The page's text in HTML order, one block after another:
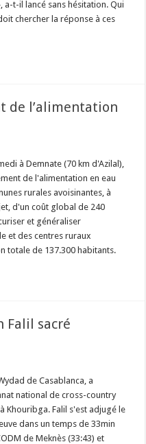
t-il lancé sans hésitation. Qui
chercher la réponse à ces
de l’alimentation
à Demnate (70 km d'Azilal),
de l'alimentation en eau
rurales avoisinantes, à
d'un coût global de 240
et généraliser
et des centres ruraux
totale de 137.300 habitants.
Falil sacré
de Casablanca, a
national de cross-country
Khouribga. Falil s'est adjugé le
dans un temps de 33min
de Meknès (33:43) et